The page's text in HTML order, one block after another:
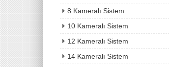
8 Kameralı Sistem
10 Kameralı Sistem
12 Kameralı Sistem
14 Kameralı Sistem